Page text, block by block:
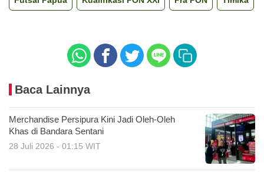
Baca Lainnya
Merchandise Persipura Kini Jadi Oleh-Oleh
Khas di Bandara Sentani
28 Juli 2026 - 01:15 WIT